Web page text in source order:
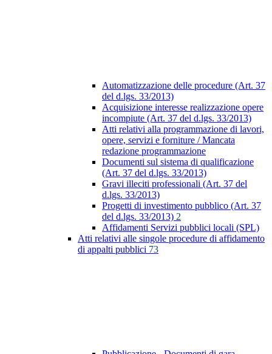
Automatizzazione delle procedure (Art. 37
del d.lgs. 33/2013)
Acquisizione interesse realizzazione opere
incompiute (Art. 37 del d.lgs. 33/2013)
Atti relativi alla programmazione di lavori,
opere, servizi e forniture / Mancata
redazione programmazione
Documenti sul sistema di qualificazione
(Art. 37 del d.lgs. 33/2013)
Gravi illeciti professionali (Art. 37 del
d.lgs. 33/2013)
Progetti di investimento pubblico (Art. 37
del d.lgs. 33/2013) 2
Affidamenti Servizi pubblici locali (SPL)
Atti relativi alle singole procedure di affidamento
di appalti pubblici 73